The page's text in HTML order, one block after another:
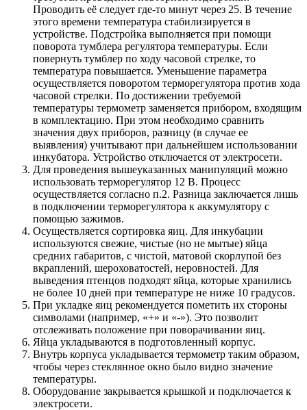
Проводить её следует где-то минут через 25. В течение
этого времени температура стабилизируется в
устройстве. Подстройка выполняется при помощи
поворота тумблера регулятора температуры. Если
повернуть тумблер по ходу часовой стрелке, то
температура повышается. Уменьшение параметра
осуществляется поворотом терморегулятора против хода
часовой стрелки. По достижении требуемой
температуры термометр заменяется прибором, входящим
в комплектацию. При этом необходимо сравнить
значения двух приборов, разницу (в случае ее
выявления) учитывают при дальнейшем использовании
инкубатора. Устройство отключается от электросети.
Для проведения вышеуказанных манипуляций можно
использовать терморегулятор 12 В. Процесс
осуществляется согласно п.2. Разница заключается лишь
в подключении терморегулятора к аккумулятору с
помощью зажимов.
Осуществляется сортировка яиц. Для инкубации
используются свежие, чистые (но не мытые) яйца
средних габаритов, с чистой, матовой скорлупой без
вкраплений, шероховатостей, неровностей. Для
выведения птенцов подходят яйца, которые хранились
не более 10 дней при температуре не ниже 10 градусов.
При укладке яиц рекомендуется пометить их стороны
символами (например, «+» и «-»). Это позволит
отслеживать положение при поворачивании яиц.
Яйца укладываются в подготовленный корпус.
Внутрь корпуса укладывается термометр таким образом,
чтобы через стеклянное окно было видно значение
температуры.
Оборудование закрывается крышкой и подключается к
электросети.